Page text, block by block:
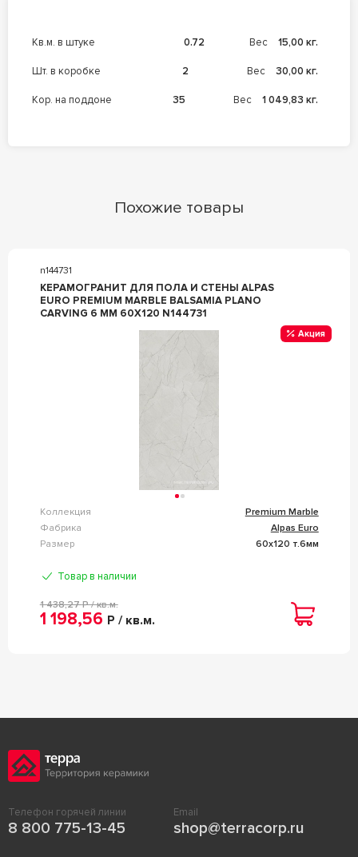
кв.м. в штуке 0.72 Вес 15,00 кг.
шт. в коробке 2 Вес 30,00 кг.
кор. на поддоне 35 Вес 1 049,83 кг.
Похожие товары
n144731
КЕРАМОГРАНИТ ДЛЯ ПОЛА И СТЕНЫ ALPAS
EURO PREMIUM MARBLE BALSAMIA PLANO
CARVING 6 MM 60X120 N144731
Акция
Коллекция
Premium Marble
Фабрика
Alpas Euro
Размер
60x120 т.6мм
Товар в наличии
1 438,27Р / кв.м.
1 198,56 Р / кв.м.
Телефон горячей линии
8 800 775-13-45
Email
shop@terracorp.ru